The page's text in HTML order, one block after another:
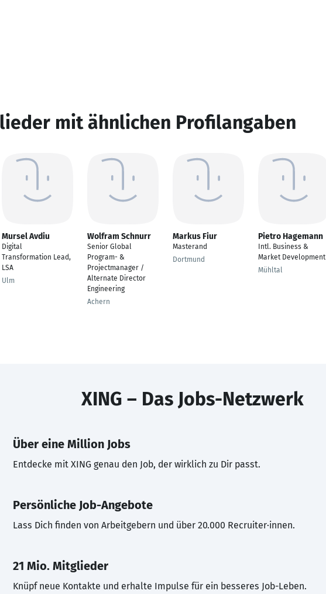
mit ähnlichen Profilangaben
Mursel Avdiu
Digital
Transformation Lead,
LSA
Ulm
Wolfram Schnurr
Senior Global
Program- &
Projectmanager /
Alternate Director
Engineering
Achern
Markus Fiur
Masterand
Dortmund
Pietro Hagemann
Intl. Business &
Market Development
Mühltal
XING – Das Jobs-Netzwerk
Über eine Million Jobs
Entdecke mit XING genau den Job, der wirklich zu Dir passt.
Persönliche Job-Angebote
Lass Dich finden von Arbeitgebern und über 20.000 Recruiter·innen.
21 Mio. Mitglieder
Knüpf neue Kontakte und erhalte Impulse für ein besseres Job-Leben.